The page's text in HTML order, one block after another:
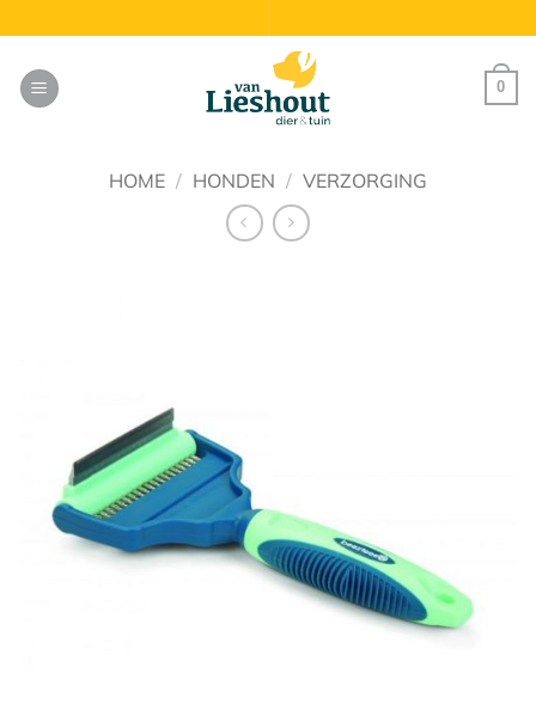
naar
inhoud
0
HOME / HONDEN / VERZORGING